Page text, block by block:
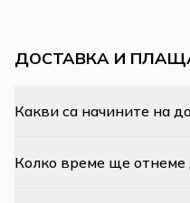
ДОСТАВКА И
Какви са начините на
Колко време ще отнеме